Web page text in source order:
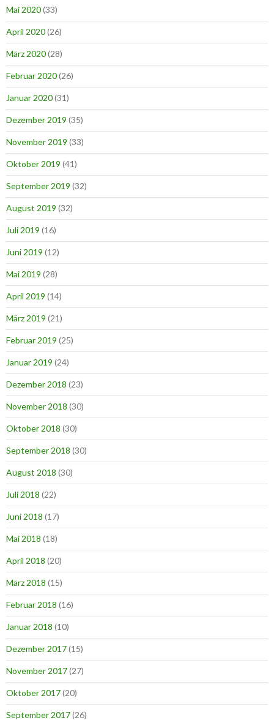
Mai 2020(33)
April 2020(26)
März 2020(28)
Februar 2020(26)
Januar 2020(31)
Dezember 2019 (35)
November 2019 (33)
Oktober 2019 (41)
September 2019 (32)
August 2019 (32)
Juli 2019 (16)
Juni 2019 (12)
Mai 2019 (28)
April 2019 (14)
März 2019 (21)
Februar 2019 (25)
Januar 2019 (24)
Dezember 2018 (23)
November 2018 (30)
Oktober 2018 (30)
September 2018 (30)
August 2018 (30)
Juli 2018 (22)
Juni 2018 (17)
Mai 2018 (18)
April 2018 (20)
März 2018 (15)
Februar 2018 (16)
Januar 2018 (10)
Dezember 2017(15)
November 2017(27)
Oktober 2017(20)
September 2017(26)